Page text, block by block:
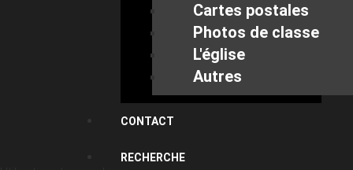
Cartes postales
Photos de classe
L'église
Autres
CONTACT
RECHERCHE